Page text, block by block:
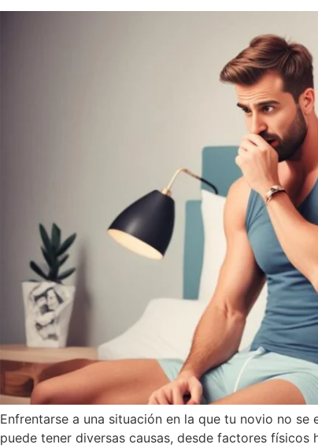
Enfrentarse a una situación en la que tu novio no
puede tener diversas causas, desde factores